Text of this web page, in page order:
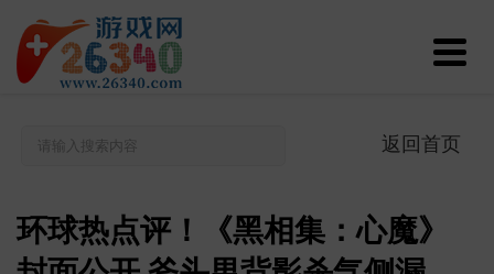
返回首页
环球热点评！《黑相集：心魔》